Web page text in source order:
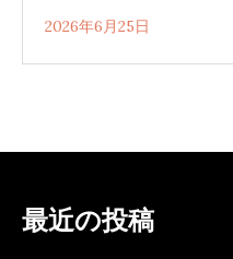
2026年6月25日
最近の投稿